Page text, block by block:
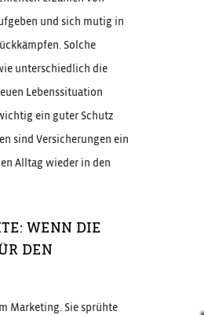
und sich mutig in
Solche
unterschiedlich die
Lebenssituation
ein guter Schutz
sind Versicherungen ein
Alltag wieder in den
WENN DIE
DEN
Marketing. Sie sprühte